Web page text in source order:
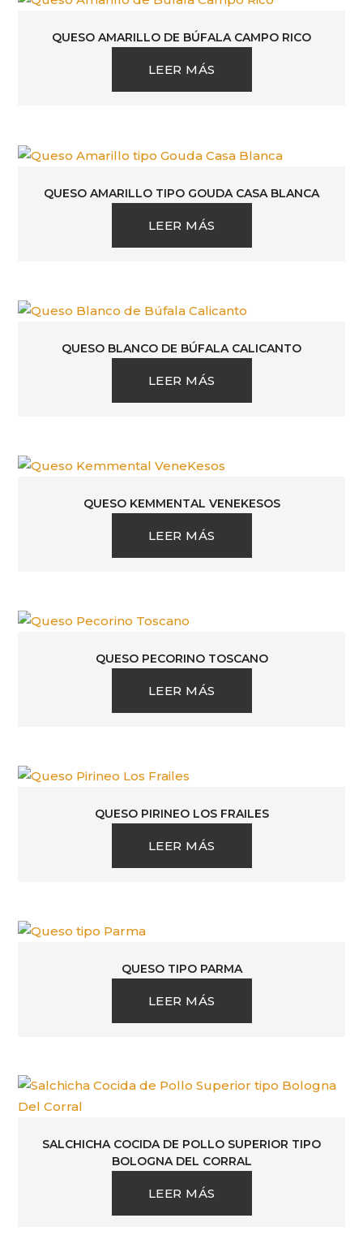
QUESO AMARILLO DE BÚFALA CAMPO RICO
LEER MÁS
QUESO AMARILLO TIPO GOUDA CASA BLANCA
LEER MÁS
QUESO BLANCO DE BÚFALA CALICANTO
LEER MÁS
QUESO KEMMENTAL VENEKESOS
LEER MÁS
QUESO PECORINO TOSCANO
LEER MÁS
QUESO PIRINEO LOS FRAILES
LEER MÁS
QUESO TIPO PARMA
LEER MÁS
SALCHICHA COCIDA DE POLLO SUPERIOR TIPO
BOLOGNA DEL CORRAL
LEER MÁS